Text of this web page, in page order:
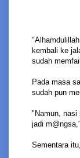
kembali ke
sudah
Pada masa
sudah pun
"Namun, nasi
jadi
Sementara